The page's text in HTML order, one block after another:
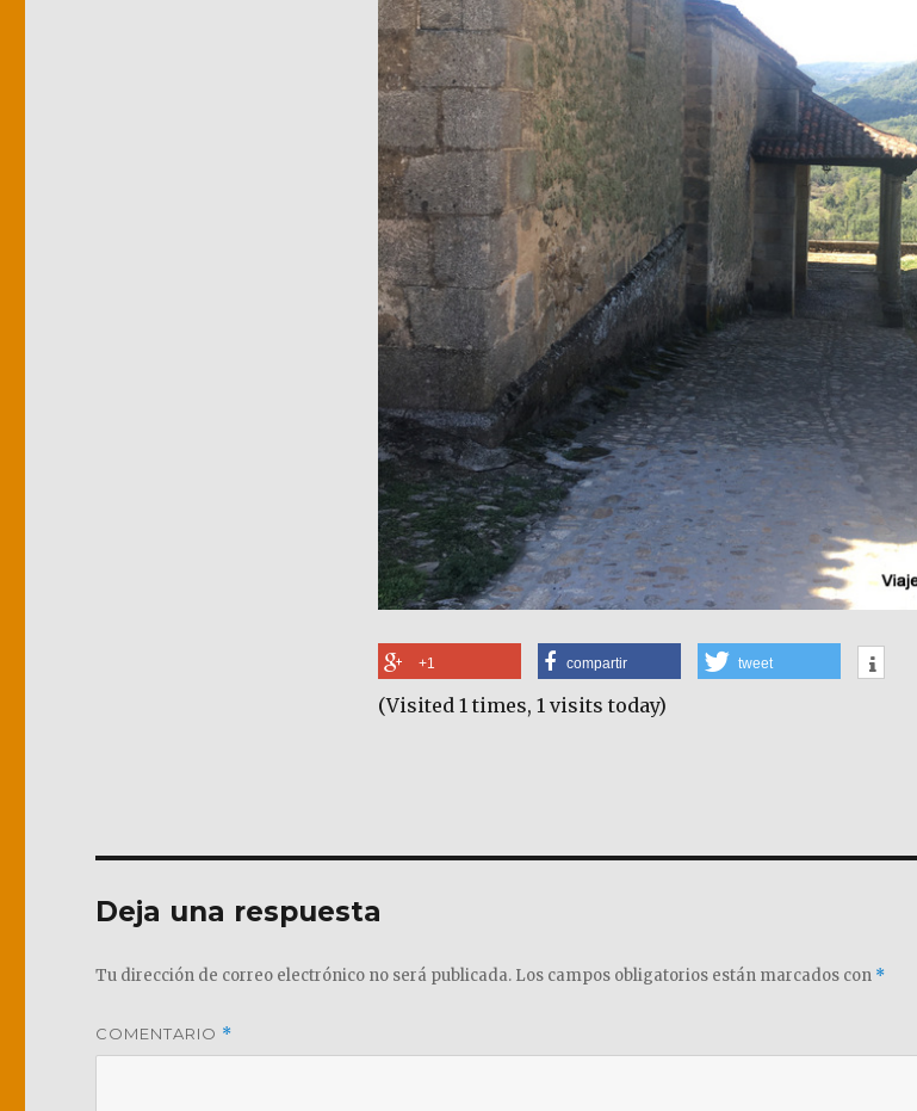
+1 compartir tweet
(Visited 1 times, 1 visits today)
Deja una respuesta
Tu dirección de correo electrónico no será publicada. Los campos obligatorios están marcados con *
COMENTARIO *